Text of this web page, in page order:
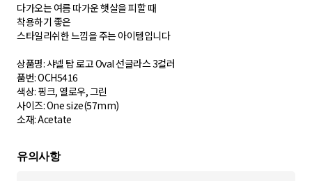
다가오는 여름 따가운 햇살을 피할 때
착용하기 좋은
스타일리쉬한 느낌을 주는 아이템입니다
상품명: 샤넬 탑 로고 Oval 선글라스 3컬러
품번: OCH5416
색상: 핑크, 옐로우, 그린
사이즈: One size(57mm)
유의사항